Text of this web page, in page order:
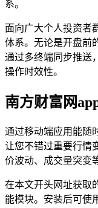
系。
面向广大个人投资者
体系。无论是开盘前
通过多终端同步推送
操作时效性。
南方财富网
通过移动端应用能随
让您不错过重要行情
价波动、成交量突变
在本文开头网址获取
能模块。安装后可使